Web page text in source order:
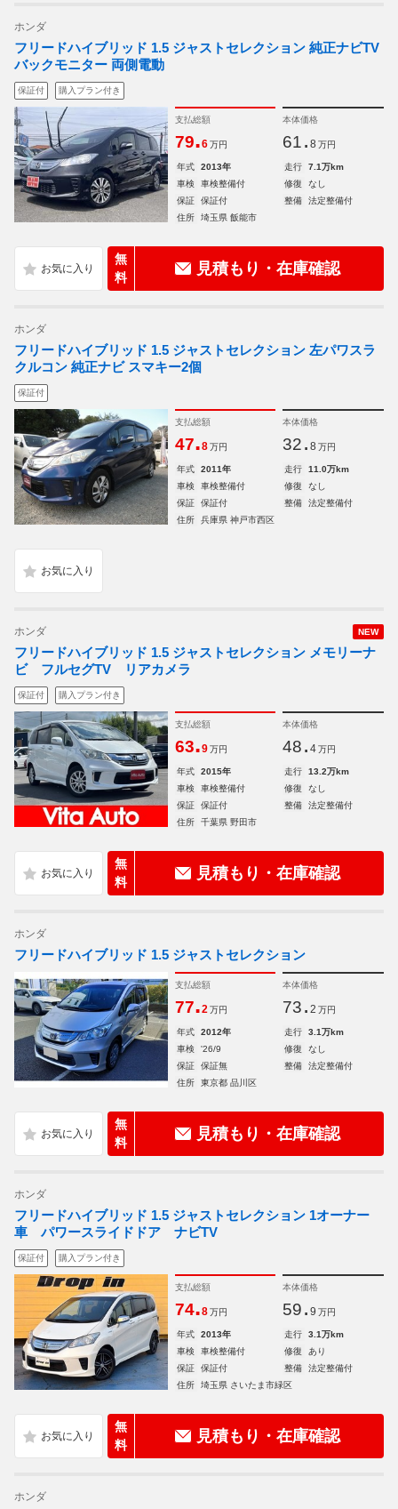
ホンダ
フリードハイブリッド 1.5 ジャストセレクション 純正ナビTV
バックモニター 両側電動
保証付 購入プラン付き
支払総額
79.6 万円
本体価格
61. 8 万円
年式 2013年 走行
7.1万km
車検
車検整備付 修復
なし
保証
保証付 整備
法定整備付
住所
埼玉県 飯能市
無
料
見積もり・在庫確認
ホンダ
フリードハイブリッド 1.5 ジャストセレクション 左パワスラ
クルコン 純正ナビ スマキー2個
保証付
支払総額
47.8 万円
本体価格
32. 8 万円
年式 2011年 走行
11.0万km
車検
車検整備付 修復
なし
保証
保証付 整備
法定整備付
住所
兵庫県 神戸市西区
NEW
ホンダ
フリードハイブリッド 1.5 ジャストセレクション メモリーナ
ビ フルセグTV リアカメラ
保証付 購入プラン付き
支払総額
63.9 万円
本体価格
48. 4 万円
年式 2015年 走行
13.2万km
車検
車検整備付 修復
なし
保証
保証付 整備
法定整備付
住所
千葉県 野田市
無
料
見積もり・在庫確認
ホンダ
フリードハイブリッド 1.5 ジャストセレクション
支払総額
77.2 万円
本体価格
73. 2 万円
年式 2012年 走行
3.1万km
車検
'26/9 修復
なし
保証
保証無 整備
法定整備付
住所
東京都 品川区
無
料
見積もり・在庫確認
ホンダ
フリードハイブリッド 1.5 ジャストセレクション 1オーナー
車 パワースライドドア ナビTV
保証付 購入プラン付き
支払総額
74.8 万円
本体価格
59. 9 万円
年式 2013年 走行
3.1万km
車検
車検整備付 修復
あり
保証
保証付 整備
法定整備付
住所
埼玉県 さいたま市緑区
無
料
見積もり・在庫確認
ホンダ